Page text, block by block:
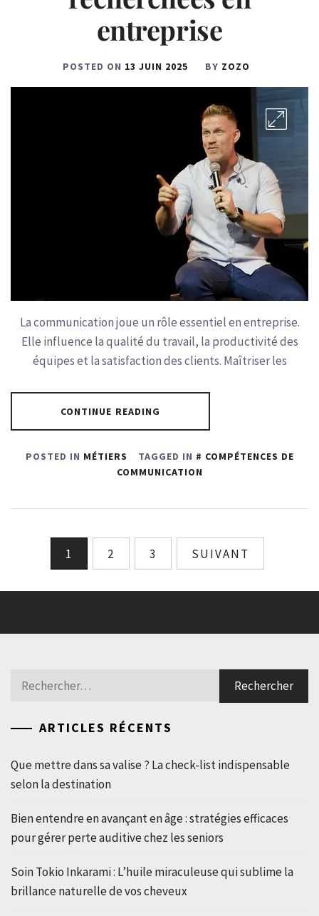
entreprise
POSTED ON 13 JUIN 2025 BY ZOZO
La communication joue un rôle essentiel en entreprise.
Elle influence la qualité du travail, la productivité des
équipes et la satisfaction des clients. Maîtriser les
CONTINUE READING
POSTED IN MÉTIERS TAGGED IN
COMPÉTENCES DE
COMMUNICATION
Pagination
1 2 3 SUIVANT
Rechercher :
ARTICLES RÉCENTS
Que mettre dans sa valise ? La check-list indispensable
selon la destination
Bien entendre en avançant en âge : stratégies efficaces
pour gérer perte auditive chez les seniors
Soin Tokio Inkarami : L’huile miraculeuse qui sublime la
brillance naturelle de vos cheveux